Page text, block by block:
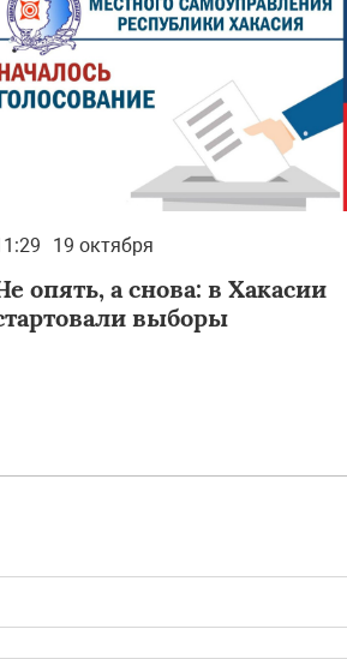
19 октября
опять, а снова: в Хакасии
выборы